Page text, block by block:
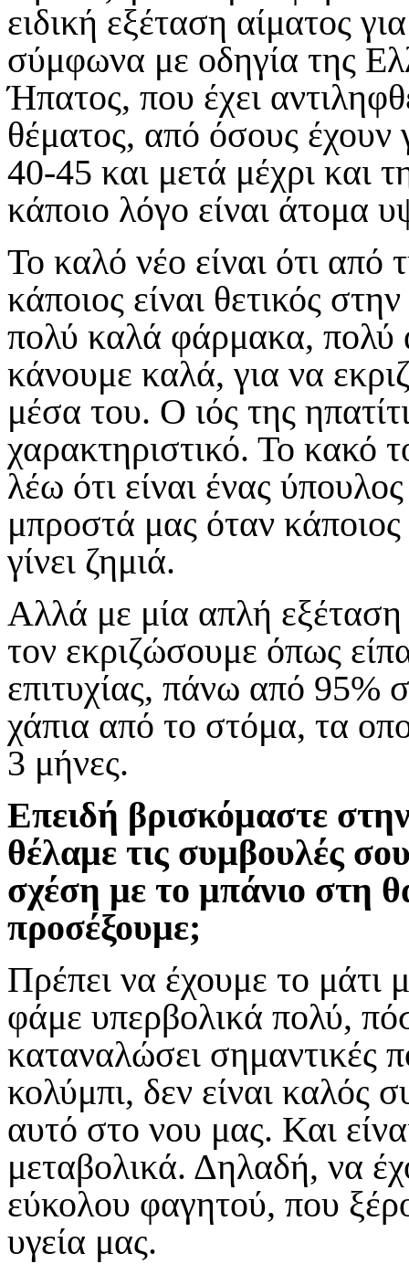
ειδική εξέταση αίματος
σύμφωνα με οδηγία της
Ήπατος, που έχει
θέματος, από όσους έχουν
40-45 και μετά μέχρι και
κάποιο λόγο είναι άτομα
Το καλό νέο είναι ότι από
κάποιος είναι θετικός
πολύ καλά φάρμακα, πολύ
κάνουμε καλά, για να
μέσα του. Ο ιός της
χαρακτηριστικό. Το κακό
λέω ότι είναι ένας
μπροστά μας όταν
γίνει ζημιά.
Αλλά με μία απλή εξέταση
τον εκριζώσουμε όπως
επιτυχίας, πάνω από 95%
χάπια από το στόμα, τα
3 μήνες.
Επειδή βρισκόμαστε
θέλαμε τις συμβουλές
σχέση με το μπάνιο στη
προσέξουμε;
Πρέπει να έχουμε το
φάμε υπερβολικά πολύ,
καταναλώσει σημαντικές
κολύμπι, δεν είναι καλός
αυτό στο νου μας. Και
μεταβολικά. Δηλαδή, να
εύκολου φαγητού, που
υγεία μας.